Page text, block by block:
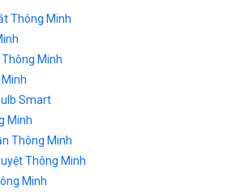
Thông Minh
Minh
Smart
Minh
Thông Minh
Thông Minh
Minh